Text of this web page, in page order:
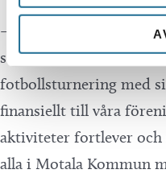
– Här önskar vi att
stötta! Det kan vara allt
fotbollsturnering med
finansiellt till våra
aktiviteter fortlever
alla i Motala Kommun